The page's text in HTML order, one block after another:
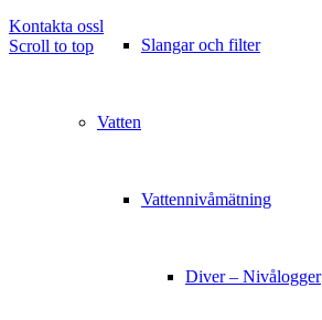
Slangar och filter
Vatten
Vattennivåmätning
Diver – Nivålogger
Kontakta ossl
Scroll to top